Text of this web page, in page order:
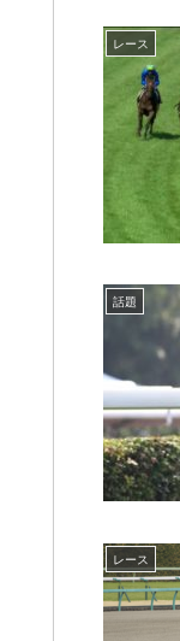
レース
話題
レース